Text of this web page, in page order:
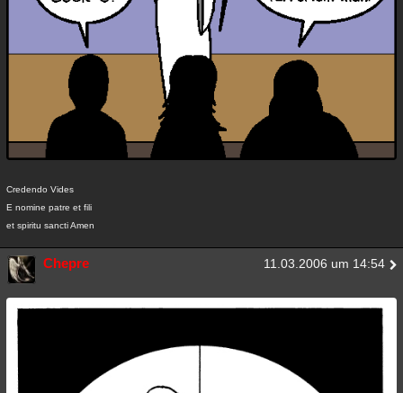
Credendo Vides
E nomine patre et fili
et spiritu sancti Amen
Chepre 11.03.2006 um 14:54